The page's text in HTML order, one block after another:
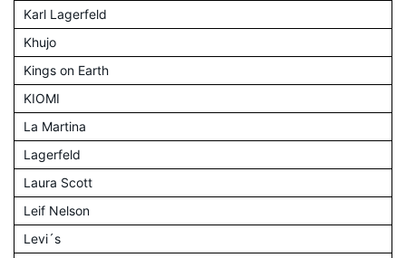
Karl Lagerfeld
Khujo
Kings on Earth
KIOMI
La Martina
Lagerfeld
Laura Scott
Leif Nelson
Levi´s